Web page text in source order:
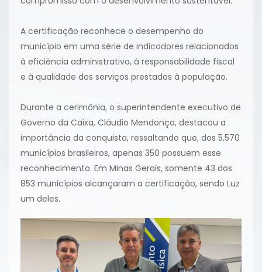
A certificação reconhece o desempenho do
município em uma série de indicadores relacionados
à eficiência administrativa, à responsabilidade fiscal
e à qualidade dos serviços prestados à população.
Durante a cerimônia, o superintendente executivo de
Governo da Caixa, Cláudio Mendonça, destacou a
importância da conquista, ressaltando que, dos 5.570
municípios brasileiros, apenas 350 possuem esse
reconhecimento. Em Minas Gerais, somente 43 dos
853 municípios alcançaram a certificação, sendo Luz
um deles.